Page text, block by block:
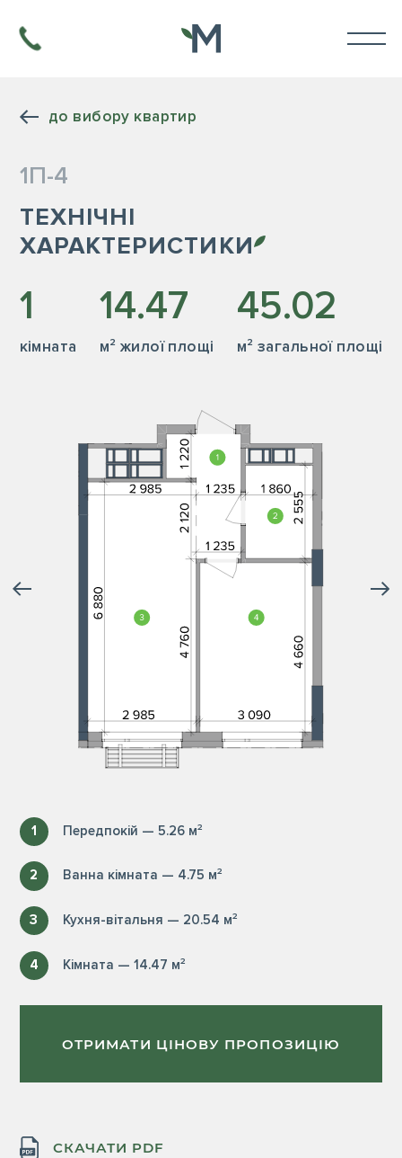
до вибору квартир
1П-4
ТЕХНІЧНІ
ХАРАКТЕРИСТИКИ
1
кiмната
14.47
м² жилої площі
45.02
м² загальної площі
1 Передпокій — 5.26 м²
2 Ванна кімната — 4.75 м²
3 Кухня-вітальня — 20.54 м²
4 Кімната — 14.47 м²
ОТРИМАТИ ЦІНОВУ ПРОПОЗИЦІЮ
СКАЧАТИ PDF